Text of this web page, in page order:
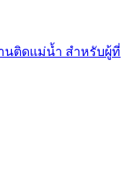
นติดแม่น้ำ สำหรับผู้ที่